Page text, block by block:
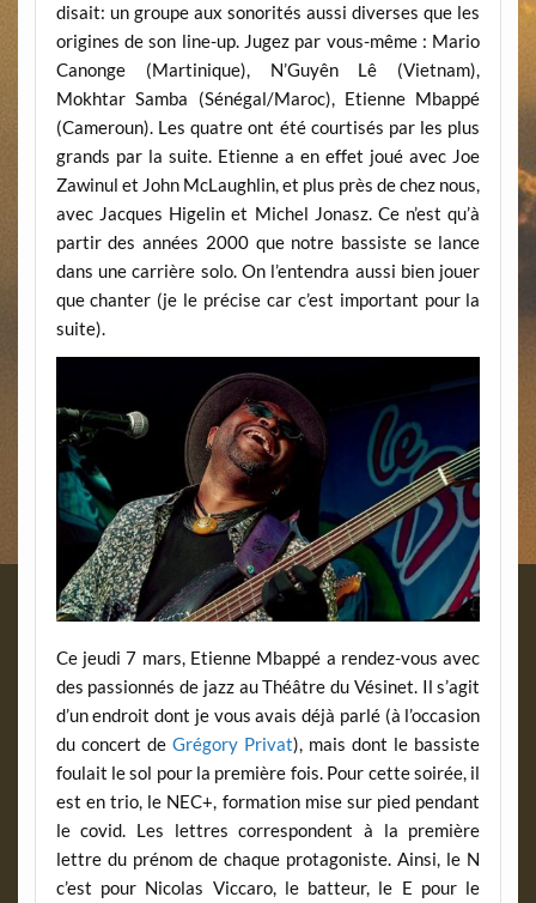
disait: un groupe aux sonorités aussi diverses que les
origines de son line-up. Jugez par vous-même : Mario
Canonge (Martinique), N’Guyên Lê (Vietnam),
Mokhtar Samba (Sénégal/Maroc), Etienne Mbappé
(Cameroun). Les quatre ont été courtisés par les plus
grands par la suite. Etienne a en effet joué avec Joe
Zawinul et John McLaughlin, et plus près de chez nous,
avec Jacques Higelin et Michel Jonasz. Ce n’est qu’à
partir des années 2000 que notre bassiste se lance
dans une carrière solo. On l’entendra aussi bien jouer
que chanter (je le précise car c’est important pour la
suite).
Ce jeudi 7 mars, Etienne Mbappé a rendez-vous avec
des passionnés de jazz au Théâtre du Vésinet. Il s’agit
d’un endroit dont je vous avais déjà parlé (à l’occasion
du concert de Grégory Privat), mais dont le bassiste
foulait le sol pour la première fois. Pour cette soirée, il
est en trio, le NEC+, formation mise sur pied pendant
le covid. Les lettres correspondent à la première
lettre du prénom de chaque protagoniste. Ainsi, le N
c’est pour Nicolas Viccaro, le batteur, le E pour le